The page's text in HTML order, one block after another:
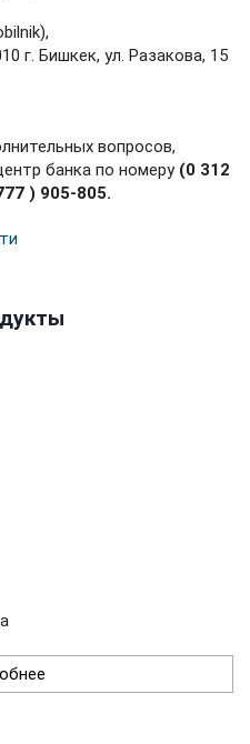
г. Бишкек, ул. Разакова, 15
вопросов,
банка по номеру (0 312
) 905-805.